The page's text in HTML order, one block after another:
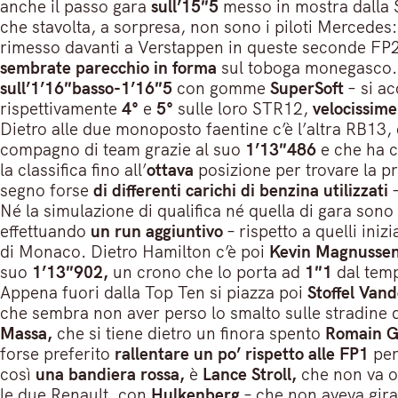
anche il passo gara sull’15″5 messo in mostra
che stavolta, a sorpresa, non sono i piloti
rimesso davanti a Verstappen in queste seconde
sembrate parecchio in forma sul toboga
sull’1’16″basso-1’16″5 con gomme SuperSoft – si
rispettivamente 4° e 5° sulle loro STR12, velocissime
Dietro alle due monoposto faentine c’è l’altra
compagno di team grazie al suo 1’13″486 e che ha
la classifica fino all’ottava posizione per trovare la
segno forse di differenti carichi di benzina utilizzati
Né la simulazione di qualifica né quella di gara
effettuando un run aggiuntivo – rispetto a quelli
di Monaco. Dietro Hamilton c’è poi Kevin
suo 1’13″902, un crono che lo porta ad 1″1 dal
Appena fuori dalla Top Ten si piazza poi Stoffel
che sembra non aver perso lo smalto sulle
Massa, che si tiene dietro un finora spento Romain
forse preferito rallentare un po’ rispetto alle FP1
così una bandiera rossa, è Lance Stroll, che non va